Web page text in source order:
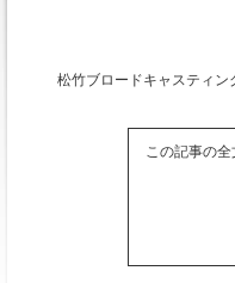
松竹ブロードキャスティ
この記事の全